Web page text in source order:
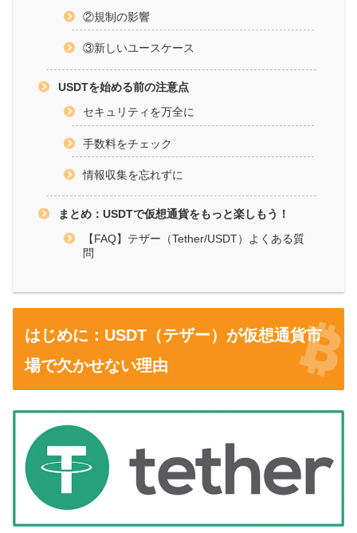
②規制の影響
③新しいユースケース
USDTを始める前の注意点
セキュリティを万全に
手数料をチェック
情報収集を忘れずに
まとめ：USDTで仮想通貨をもっと楽しもう！
【FAQ】テザー（Tether/USDT）よくある質
問
はじめに：USDT（テザー）が仮想通貨市
場で欠かせない理由